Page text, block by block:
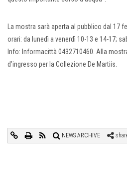
La mostra sarà aperta al pubblico dal 17
orari: da lunedì a venerdì 10-13 e 14-17;
Info: Informacittà 0432710460. Alla
d’ingresso per la Collezione De Martiis.
NEWS ARCHIVE